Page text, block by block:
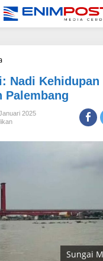
Sungai
Nadi
Kehidupan
dan
Kebanggaan
Palembang
Nadi Kehidupan
Palembang
2025
Sungai